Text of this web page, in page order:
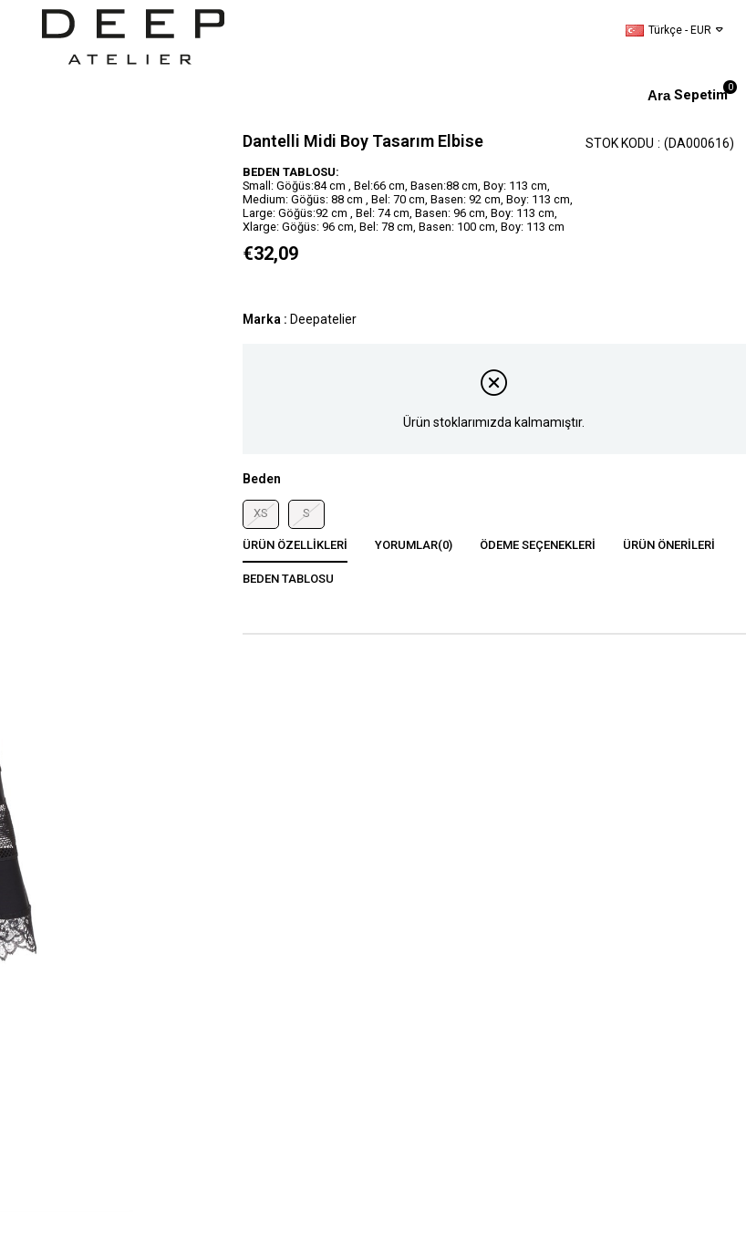
Türkçe - EUR
Sepetim0
Dantelli Midi Boy Tasarım Elbise (DA000616)
STOK KODU
BEDEN TABLOSU:
Small: Göğüs:84 cm , Bel:66 cm, Basen:88 cm, Boy: 113 cm,
Medium: Göğüs: 88 cm , Bel: 70 cm, Basen: 92 cm, Boy: 113 cm,
Large: Göğüs:92 cm , Bel: 74 cm, Basen: 96 cm, Boy: 113 cm,
Xlarge: Göğüs: 96 cm, Bel: 78 cm, Basen: 100 cm, Boy: 113 cm
€32,09
Marka : Deepatelier
Ürün stoklarımızda kalmamıştır.
Beden
XS S
ÜRÜN ÖZELLIKLERI YORUMLAR(0) ÖDEME SEÇENEKLERI ÜRÜN ÖNERILERI
BEDEN TABLOSU